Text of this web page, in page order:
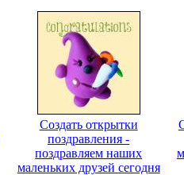
Создать открытки
поздравления -
поздравляем наших
маленьких друзей сегодня